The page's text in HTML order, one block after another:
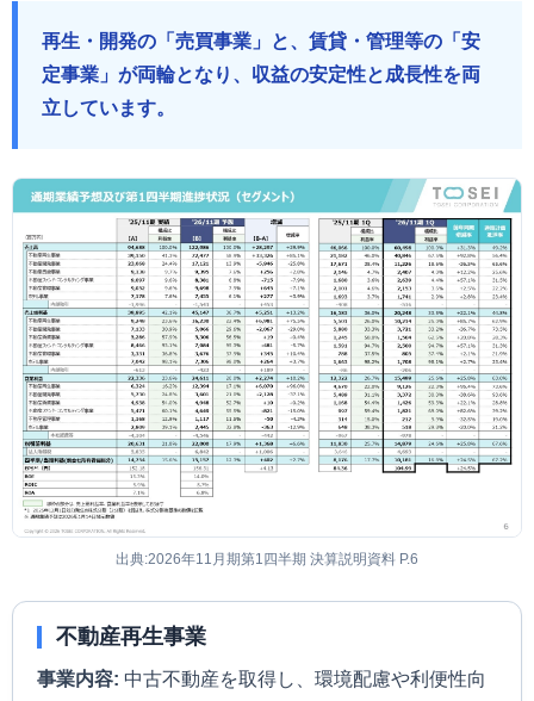
再生・開発の「売買事業」と、賃貸・管理等の「安
定事業」が両輪となり、収益の安定性と成長性を両
立しています。
出典:2026年11月期第1四半期 決算説明資料 P.6
不動産再生事業
事業内容: 中古不動産を取得し、環境配慮や利便性向